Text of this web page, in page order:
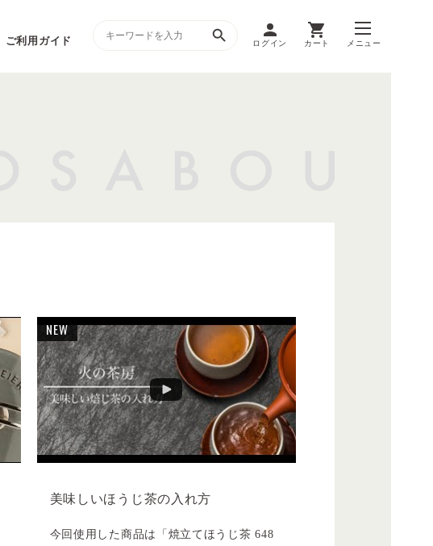
ご利用ガイド ログイン カート メニュー
NEW
美味しいほうじ茶の入れ方
今回使用した商品は「焼立てほうじ茶 648